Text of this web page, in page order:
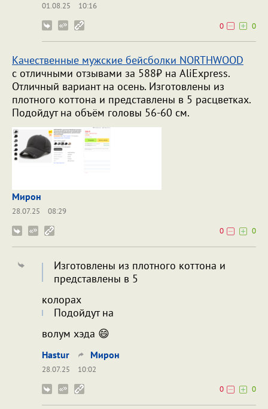
01.08.25
10:16
0
0
Качественные мужские бейсболки NORTHWOOD
с отличными отзывами за 588₽ на AliExpress.
Отличный вариант на осень. Изготовлены из
плотного коттона и представлены в 5 расцветках.
Подойдут на объём головы 56-60 см.
Мирон
28.07.25
08:29
0
0
Изготовлены из плотного коттона и
представлены в 5
колорах
Подойдут на
волум хэда 😄
Hastur Мирон
28.07.25
10:02
0
0